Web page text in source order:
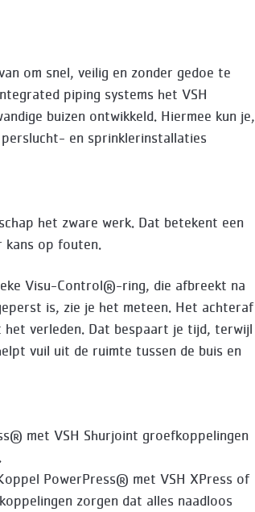
om snel, veilig en zonder gedoe te
piping systems het VSH
buizen ontwikkeld. Hiermee kun je,
en sprinklerinstallaties
het zware werk. Dat betekent een
kans op fouten.
Visu-Control®-ring, die afbreekt na
is, zie je het meteen. Het achteraf
verleden. Dat bespaart je tijd, terwijl
vuil uit de ruimte tussen de buis en
met VSH Shurjoint groefkoppelingen
PowerPress® met VSH XPress of
zorgen dat alles naadloos